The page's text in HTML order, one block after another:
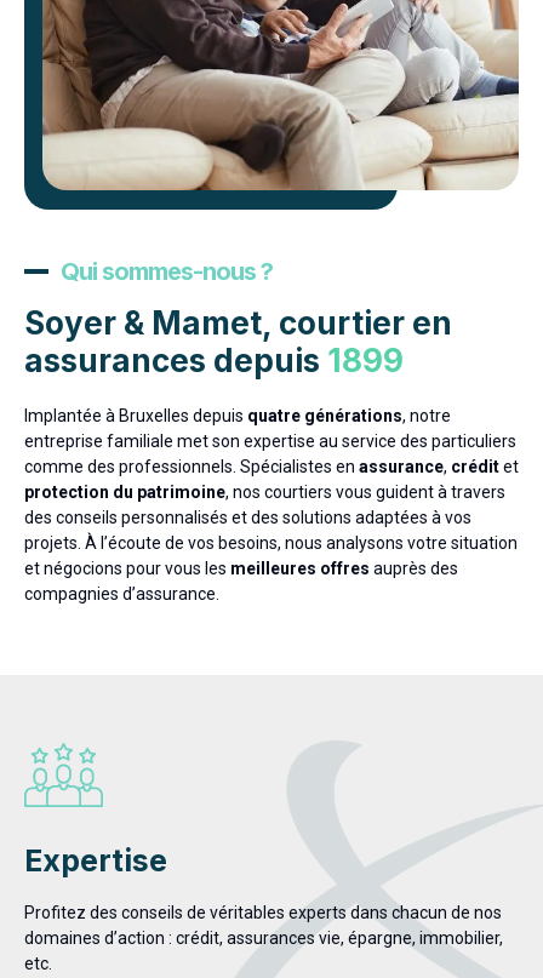
Qui sommes-nous ?
Soyer & Mamet, courtier en
assurances depuis 1899
Implantée à Bruxelles depuis quatre générations, notre
entreprise familiale met son expertise au service des particuliers
comme des professionnels. Spécialistes en assurance, créditet
protection du patrimoine, nos courtiers vous guident à travers
des conseils personnalisés et des solutions adaptées à vos
projets. À l’écoute de vos besoins, nous analysons votre situation
et négocions pour vous les meilleures offres auprès des
compagnies d’assurance.
Expertise
Profitez des conseils de véritables experts dans chacun de nos
domaines d’action : crédit, assurances vie, épargne, immobilier,
etc.